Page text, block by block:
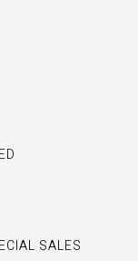
SALES